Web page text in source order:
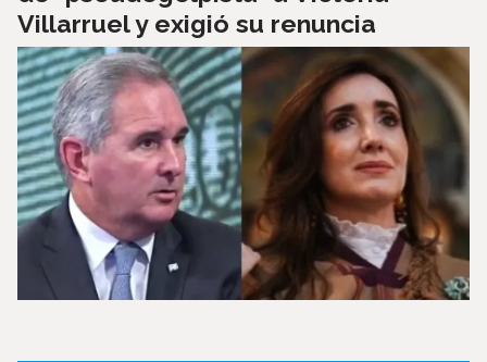
Villarruel y exigió su renuncia